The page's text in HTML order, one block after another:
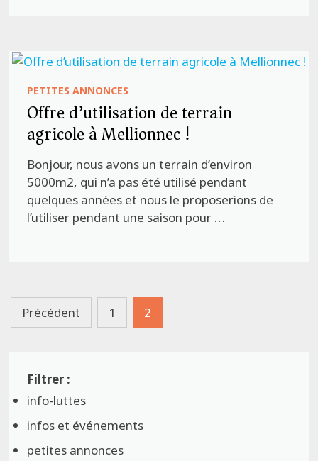
PETITES ANNONCES
Offre d’utilisation de terrain
agricole à Mellionnec !
Bonjour, nous avons un terrain d’environ
5000m2, qui n’a pas été utilisé pendant
quelques années et nous le proposerions de
l’utiliser pendant une saison pour …
Pagination
des
Précédent 1 2
info-luttes
infos et événements
petites annonces